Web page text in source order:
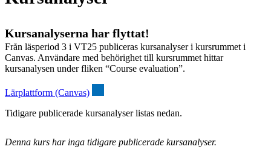
Kursanalyserna har flyttat!
Från läsperiod 3 i VT25 publiceras kursanalyser i kursrummet i
Canvas. Användare med behörighet till kursrummet hittar
kursanalysen under fliken “Course evaluation”.
Lärplattform (Canvas)
Tidigare publicerade kursanalyser listas nedan.
Denna kurs har inga tidigare publicerade kursanalyser.